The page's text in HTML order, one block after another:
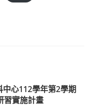
心112學年第2學期
習實施計畫